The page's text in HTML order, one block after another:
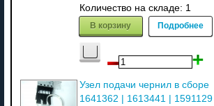
Количество на складе: 1
В корзину Подробнее
Узел подачи чернил в сборе
1641362 | 1613441 | 1591129 |